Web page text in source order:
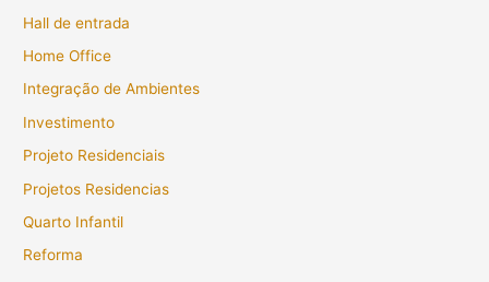
Hall de entrada
Home Office
Integração de Ambientes
Investimento
Projeto Residenciais
Projetos Residencias
Quarto Infantil
Reforma